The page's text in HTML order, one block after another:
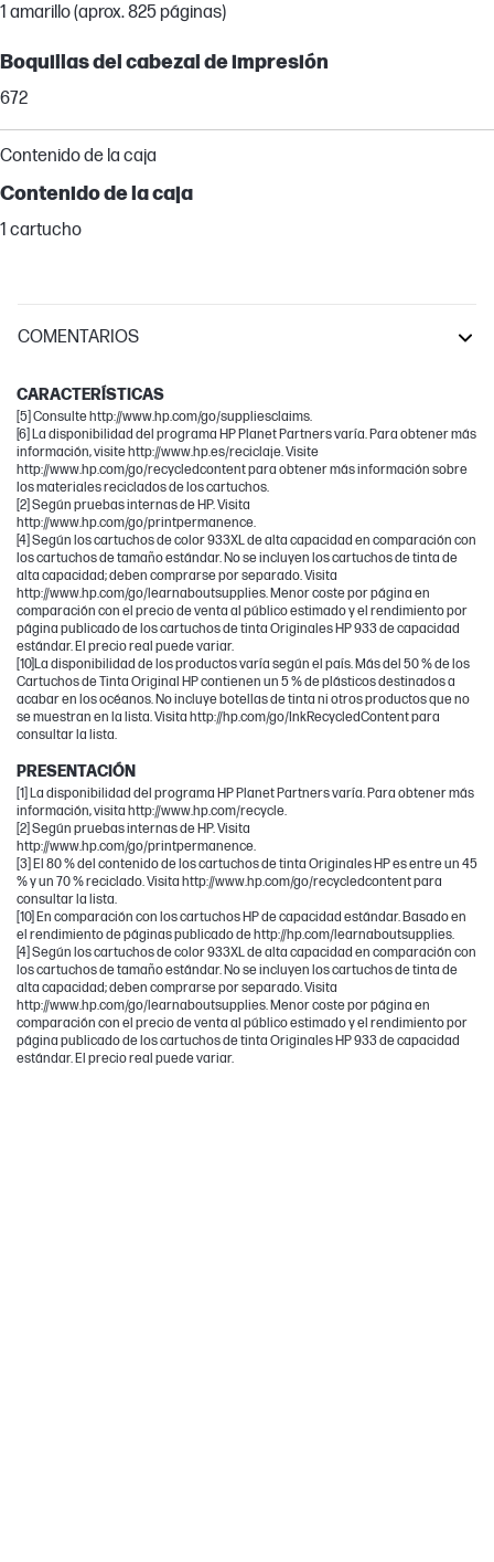
1 amarillo (aprox. 825 páginas)
Boquillas del cabezal de impresión
672
Contenido de la caja
Contenido de la caja
1 cartucho
COMENTARIOS
CARACTERÍSTICAS
[5] Consulte http://www.hp.com/go/suppliesclaims.
[6] La disponibilidad del programa HP Planet Partners varía. Para obtener más
información, visite http://www.hp.es/reciclaje. Visite
http://www.hp.com/go/recycledcontent para obtener más información sobre
los materiales reciclados de los cartuchos.
[2] Según pruebas internas de HP. Visita
http://www.hp.com/go/printpermanence.
[4] Según los cartuchos de color 933XL de alta capacidad en comparación con
los cartuchos de tamaño estándar. No se incluyen los cartuchos de tinta de
alta capacidad; deben comprarse por separado. Visita
http://www.hp.com/go/learnaboutsupplies. Menor coste por página en
comparación con el precio de venta al público estimado y el rendimiento por
página publicado de los cartuchos de tinta Originales HP 933 de capacidad
estándar. El precio real puede variar.
[10]La disponibilidad de los productos varía según el país. Más del 50 % de los
Cartuchos de Tinta Original HP contienen un 5 % de plásticos destinados a
acabar en los océanos. No incluye botellas de tinta ni otros productos que no
se muestran en la lista. Visita http://hp.com/go/InkRecycledContent para
consultar la lista.
PRESENTACIÓN
[1] La disponibilidad del programa HP Planet Partners varía. Para obtener más
información, visita http://www.hp.com/recycle.
[2] Según pruebas internas de HP. Visita
http://www.hp.com/go/printpermanence.
[3] El 80 % del contenido de los cartuchos de tinta Originales HP es entre un 45
% y un 70 % reciclado. Visita http://www.hp.com/go/recycledcontent para
consultar la lista.
[10] En comparación con los cartuchos HP de capacidad estándar. Basado en
el rendimiento de páginas publicado de http://hp.com/learnaboutsupplies.
[4] Según los cartuchos de color 933XL de alta capacidad en comparación con
los cartuchos de tamaño estándar. No se incluyen los cartuchos de tinta de
alta capacidad; deben comprarse por separado. Visita
http://www.hp.com/go/learnaboutsupplies. Menor coste por página en
comparación con el precio de venta al público estimado y el rendimiento por
página publicado de los cartuchos de tinta Originales HP 933 de capacidad
estándar. El precio real puede variar.